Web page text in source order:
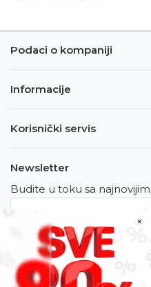
×
Podaci o kompaniji
Informacije
Korisnički servis
Newsletter
Budite u toku sa